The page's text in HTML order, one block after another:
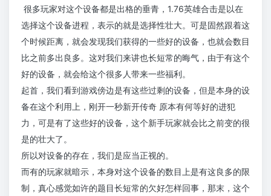
很多玩家对这个设备都是出格的垂青，1.76英雄合击是以在
选择这个设备进程，表示的就是选择性壮大。可是固然跟着这
个时候距离，就会发现我们获得的一些好的设备，也就会数目
比之前多出良多。这对我们来讲也长短常的晦气，由于有这个
好的设备，就会给这个很多人带来一些福利。
起首，我们看到游戏傍边是有这些过剩的设备，但是本身的设
备在这个利用上，刚开一秒新开传奇 原本有何等好的进犯
力，可是有了这些好的设备，这个新手玩家就会比之前变的很
是的壮大了。
所以对设备的存在，我们是应当正视的。
而有的玩家就暗示，本身对这个设备的数目上是有这良多的限
制，真心感觉如许的题目长短常的欠好怎样回事，那末，这个